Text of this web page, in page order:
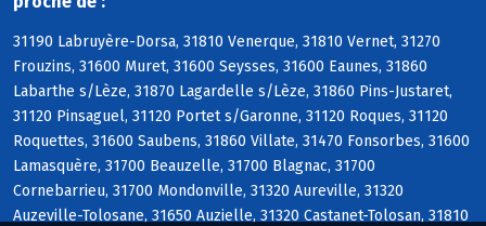
31190 Labruyère-Dorsa, 31810 Venerque, 31810 Vernet, 31270
Frouzins, 31600 Muret, 31600 Seysses, 31600 Eaunes, 31860
Labarthe s/Lèze, 31870 Lagardelle s/Lèze, 31860 Pins-Justaret,
31120 Pinsaguel, 31120 Portet s/Garonne, 31120 Roques, 31120
Roquettes, 31600 Saubens, 31860 Villate, 31470 Fonsorbes, 31600
Lamasquère, 31700 Beauzelle, 31700 Blagnac, 31700
Cornebarrieu, 31700 Mondonville, 31320 Aureville, 31320
Auzeville-Tolosane, 31650 Auzielle, 31320 Castanet-Tolosan, 31810